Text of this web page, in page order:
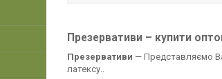
Презервативи – купити
Презервативи — Представляємо
латексу..